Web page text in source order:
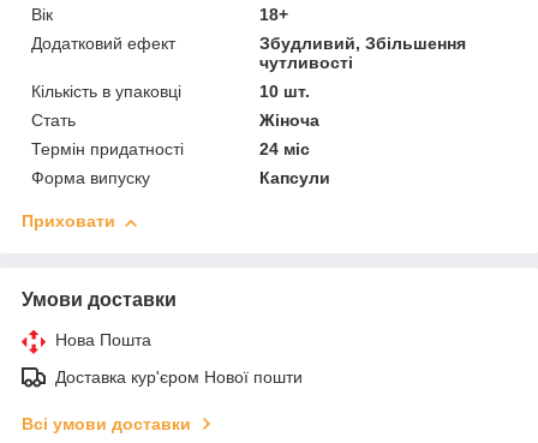
Вік
18+
Додатковий ефект
Збудливий, Збільшення
чутливості
Кількість в упаковці
10 шт.
Стать
Жіноча
Термін придатності
24 міс
Форма випуску
Капсули
Приховати
Умови доставки
Нова Пошта
Доставка кур'єром Нової пошти
Всі умови доставки